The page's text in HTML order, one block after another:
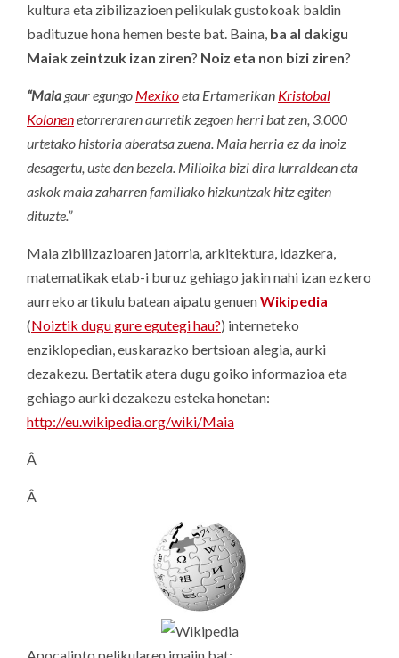
kultura eta zibilizazioen pelikulak gustokoak baldin
badituzue hona hemen beste bat. Baina, ba al dakigu
Maiak zeintzuk izan ziren? Noiz eta non bizi ziren?
“Maia gaur egungo Mexikoeta Ertamerikan Kristobal
Kolonenetorreraren aurretik zegoen herri bat zen, 3.000
urtetako historia aberatsa zuena. Maia herria ez da inoiz
desagertu, uste den bezela. Milioika bizi dira lurraldean eta
askok maia zaharren familiako hizkuntzak hitz egiten
dituzte.”
Maia zibilizazioaren jatorria, arkitektura, idazkera,
matematikak etab-i buruz gehiago jakin nahi izan ezkero
aurreko artikulu batean aipatu genuenWikipedia
(Noiztik dugu gure egutegi hau?) interneteko
enziklopedian, euskarazko bertsioan alegia, aurki
dezakezu. Bertatik atera dugu goiko informazioa eta
gehiago aurki dezakezu esteka honetan:
http://eu.wikipedia.org/wiki/Maia
Â
Â